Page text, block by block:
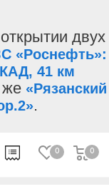
двух
«Роснефть»:
41 км
же «Рязанский
.
0 0